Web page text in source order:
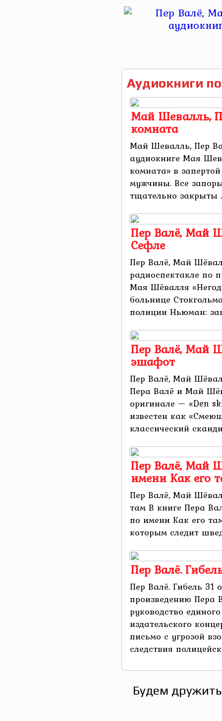
Аудиокниги
Май Шевалль,
комната
Май Шевалль, Пер
аудиокниге Мая
комната» в
мужчины. Все
тщательно закрыты
Пер Валё, Май
Сефле
Пер Валё, Май
радиоспектакле по
Мая Шёвалля
больнице
полиции Ньюман:
Пер Валё, Май
эшафот
Пер Валё, Май
Пера Валё и Май
оригинале — «Den
известен как
классический
Пер Валё, Май
имени Как его
Пер Валё, Май
там В книге Пера
по имени Как его
которым следит
Пер Валё.
Пер Валё. Гибель 31
произведению Пера
руководство
издательского
письмо с угрозой
следствия
Будем